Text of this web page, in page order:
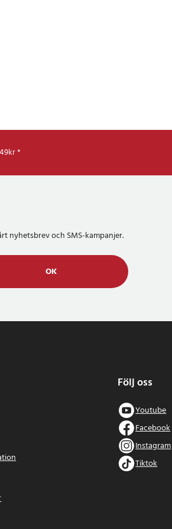
*
nyhetsbrev och SMS-kampanjer.
OK
Följ oss
Youtube
Facebook
Instagram
Tiktok